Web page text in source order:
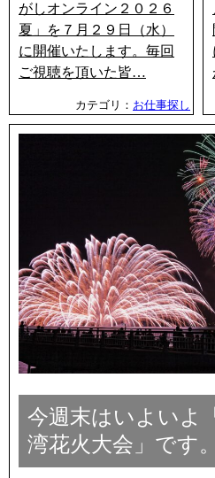
がしオンライン２０２６
夏」を７月２９日（水）
に開催いたします。毎回
ご視聴を頂いた皆…
カテゴリ： お仕事探し
今週末はいよいよ
湾花火大会」です。